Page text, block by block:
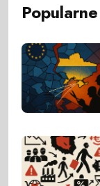
Popularne